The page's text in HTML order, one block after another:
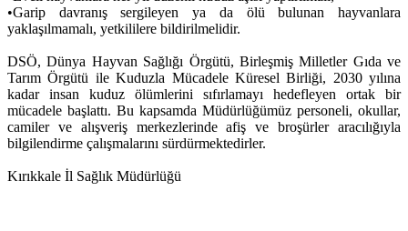
•Garip davranış sergileyen ya da ölü bulunan hayvanlara
yaklaşılmamalı, yetkililere bildirilmelidir.
DSÖ, Dünya Hayvan Sağlığı Örgütü, Birleşmiş Milletler Gıda ve
Tarım Örgütü ile Kuduzla Mücadele Küresel Birliği, 2030 yılına
kadar insan kuduz ölümlerini sıfırlamayı hedefleyen ortak bir
mücadele başlattı. Bu kapsamda Müdürlüğümüz personeli, okullar,
camiler ve alışveriş merkezlerinde afiş ve broşürler aracılığıyla
bilgilendirme çalışmalarını sürdürmektedirler.
Kırıkkale İl Sağlık Müdürlüğü